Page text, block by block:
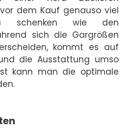
dem Kauf genauso viel
schenken wie den
sich die Gargrößen
kommt es auf
die Ausstattung umso
kann man die optimale